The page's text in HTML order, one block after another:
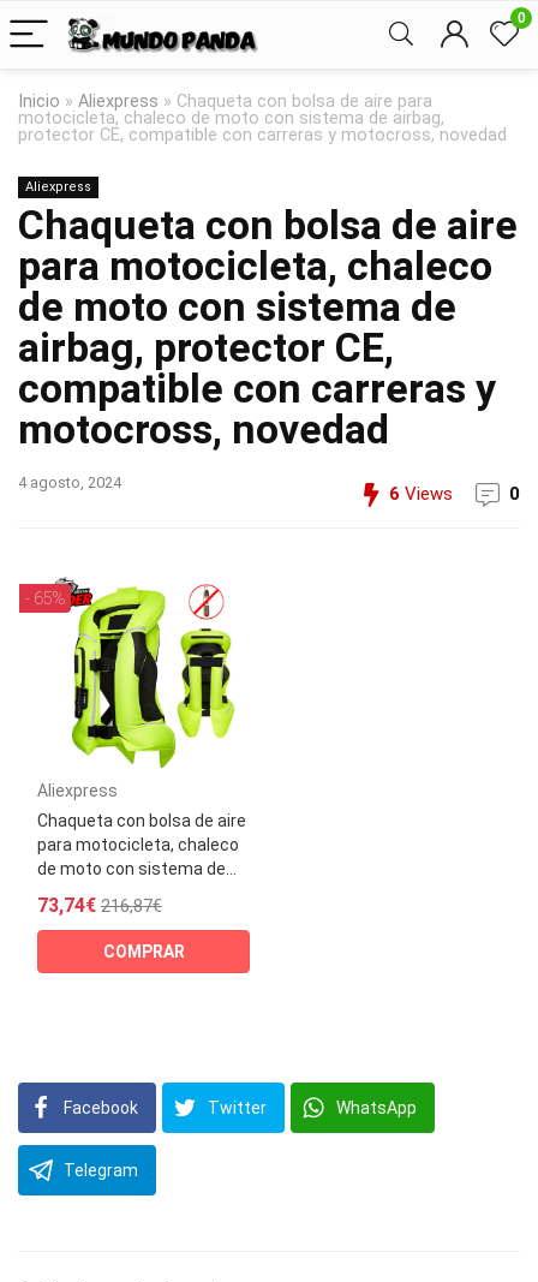
0
Inicio » Aliexpress » Chaqueta con bolsa de aire para
motocicleta, chaleco de moto con sistema de airbag,
protector CE, compatible con carreras y motocross, novedad
Aliexpress
Chaqueta con bolsa de aire
para motocicleta, chaleco
de moto con sistema de
airbag, protector CE,
compatible con carreras y
motocross, novedad
4 agosto, 2024
6 Views 0
- 65%
Aliexpress
Chaqueta con bolsa de aire
para motocicleta, chaleco
de moto con sistema de...
73,74€ 216,87€
COMPRAR
Facebook Twitter WhatsApp
Telegram